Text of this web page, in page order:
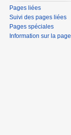
Pages liées
Suivi des pages liées
Pages spéciales
Information sur la page